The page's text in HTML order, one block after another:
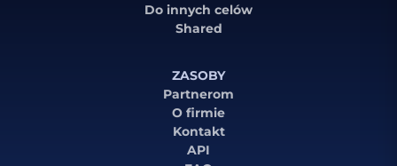
Do innych celów
Shared
ZASOBY
Partnerom
O firmie
Kontakt
API